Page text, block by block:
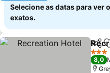
Selecione as datas para ver
exatos.
3
8,0